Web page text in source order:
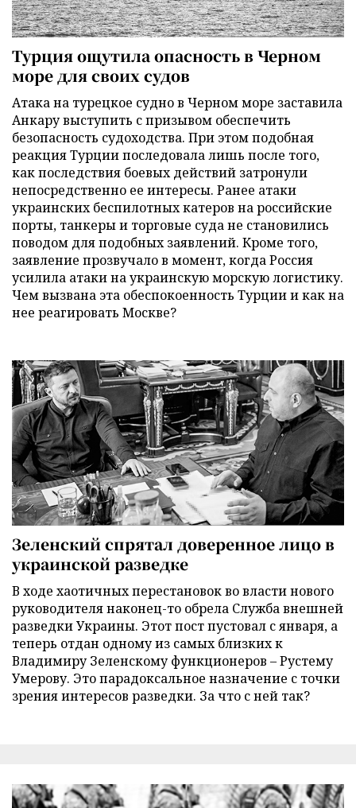
Турция ощутила опасность в Черном
море для своих судов
Атака на турецкое судно в Черном море заставила
Анкару выступить с призывом обеспечить
безопасность судоходства. При этом подобная
реакция Турции последовала лишь после того,
как последствия боевых действий затронули
непосредственно ее интересы. Ранее атаки
украинских беспилотных катеров на российские
порты, танкеры и торговые суда не становились
поводом для подобных заявлений. Кроме того,
заявление прозвучало в момент, когда Россия
усилила атаки на украинскую морскую логистику.
Чем вызвана эта обеспокоенность Турции и как на
нее реагировать Москве?
Зеленский спрятал доверенное лицо в
украинской разведке
В ходе хаотичных перестановок во власти нового
руководителя наконец-то обрела Служба внешней
разведки Украины. Этот пост пустовал с января, а
теперь отдан одному из самых близких к
Владимиру Зеленскому функционеров – Рустему
Умерову. Это парадоксальное назначение с точки
зрения интересов разведки. За что с ней так?